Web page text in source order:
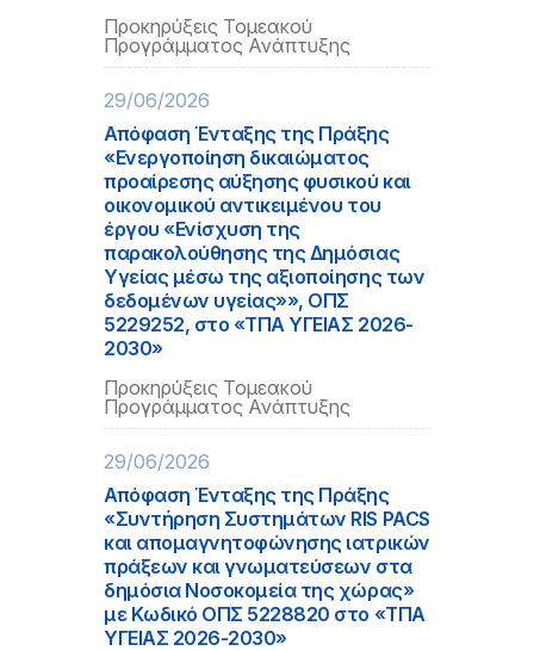
Προκηρύξεις Τομεακού
Προγράμματος Ανάπτυξης
29/06/2026
Απόφαση Ένταξης της Πράξης
«Ενεργοποίηση δικαιώματος
προαίρεσης αύξησης φυσικού και
οικονομικού αντικειμένου του
έργου «Ενίσχυση της
παρακολούθησης της Δημόσιας
Υγείας μέσω της αξιοποίησης των
δεδομένων υγείας»», ΟΠΣ
5229252, στο «ΤΠΑ ΥΓΕΙΑΣ 2026-
2030»
Προκηρύξεις Τομεακού
Προγράμματος Ανάπτυξης
29/06/2026
Απόφαση Ένταξης της Πράξης
«Συντήρηση Συστημάτων RIS PACS
και απομαγνητοφώνησης ιατρικών
πράξεων και γνωματεύσεων στα
δημόσια Νοσοκομεία της χώρας»
με Κωδικό ΟΠΣ 5228820 στο «ΤΠΑ
ΥΓΕΙΑΣ 2026-2030»